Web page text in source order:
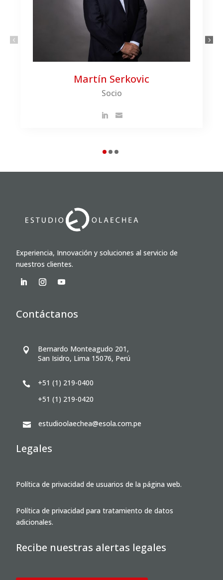
Martín Serkovic
Socio
Experiencia, Innovación y soluciones al servicio de
nuestros clientes.
Contáctanos

Bernardo Monteagudo 201,
San Isidro, Lima 15076, Perú

+51 (1) 219-0400
+51 (1) 219-0420
 estudioolaechea@esola.com.pe
Legales
Política de privacidad de usuarios de la página web.
Política de privacidad para tratamiento de datos
adicionales.
Recibe nuestras alertas legales